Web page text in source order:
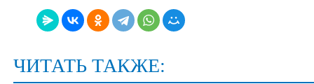
ЧИТАТЬ ТАКЖЕ: